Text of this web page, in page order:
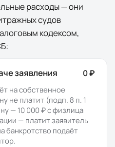
расходы — они
судов
кодексом,
заявления 0 ₽
на собственное
не платит (подп. 8 п. 1
— 10 000 ₽ с физлица
— платит заявитель
банкротство подаёт